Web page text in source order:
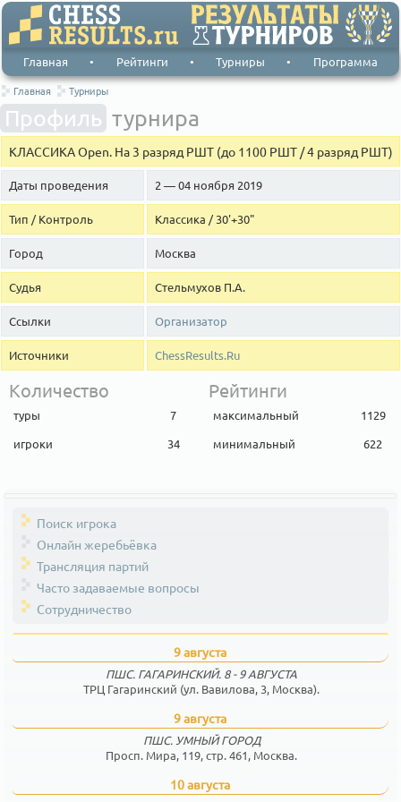
Главная • Рейтинги • Турниры • Программа
Главная Турниры
Профиль турнира
КЛАССИКА Open. На 3 разряд РШТ (до 1100 РШТ / 4 разряд РШТ)
Даты проведения 2 — 04 ноября 2019
Тип / Контроль Классика / 30'+30"
Город Москва
Судья Стельмухов П.А.
Ссылки Организатор
Источники ChessResults.Ru
Количество
туры
7
игроки
34
Рейтинги
максимальный
1129
минимальный
622
Поиск игрока
Онлайн жеребьёвка
Трансляция партий
Часто задаваемые вопросы
Сотрудничество
9 августа
ПШС. ГАГАРИНСКИЙ. 8 - 9 АВГУСТА
ТРЦ Гагаринский (ул. Вавилова, 3, Москва).
9 августа
ПШС. УМНЫЙ ГОРОД
Просп. Мира, 119, стр. 461, Москва.
10 августа